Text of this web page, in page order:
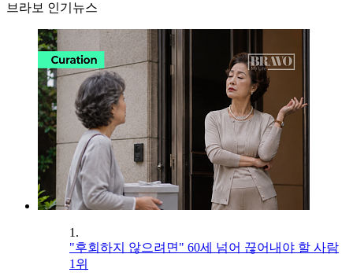
브라보 인기뉴스
1.
"후회하지 않으려면" 60세 넘어 끊어내야 할 사람
1위